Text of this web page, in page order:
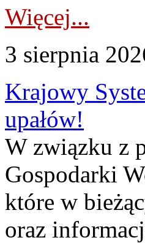
Więcej...
3 sierpnia
Krajowy
upałów!
W związku z
Gospodarki
które w
oraz